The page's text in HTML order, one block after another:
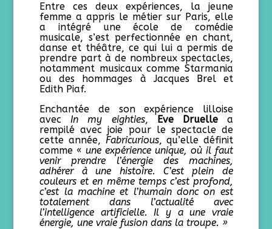
Entre ces deux expériences, la jeune
femme a appris le métier sur Paris, elle
a intégré une école de comédie
musicale, s’est perfectionnée en chant,
danse et théâtre, ce qui lui a permis de
prendre part à de nombreux spectacles,
notamment musicaux comme Starmania
ou des hommages à Jacques Brel et
Edith Piaf.
Enchantée de son expérience lilloise
avecIn my eighties, Eve Druellea
rempilé avec joie pour le spectacle de
cette année, Fabricurious, qu’elle définit
comme «une expérience unique, où il faut
venir prendre l’énergie des machines,
adhérer à une histoire. C’est plein de
couleurs et en même temps c’est profond,
c’est la machine et l’humain donc on est
totalement dans l’actualité avec
l’intelligence artificielle. Il y a une vraie
énergie, une vraie fusion dans la troupe. »